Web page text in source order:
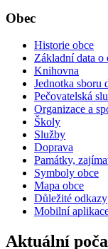
Obec
Historie obce
Základní data o
Knihovna
Jednotka sboru
Pečovatelská
Organizace a
Školy
Služby
Doprava
Památky,
Symboly obce
Mapa obce
Důležité odkazy
Mobilní
Aktuální